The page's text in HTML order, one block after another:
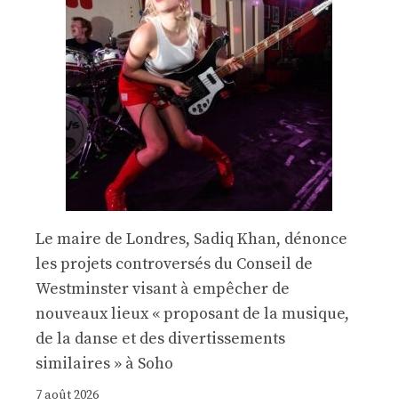
Le maire de Londres, Sadiq Khan, dénonce
les projets controversés du Conseil de
Westminster visant à empêcher de
nouveaux lieux « proposant de la musique,
de la danse et des divertissements
similaires » à Soho
7 août 2026